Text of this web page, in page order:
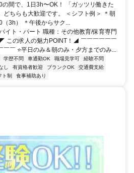
間で、1日3h〜OK！ 「ガッツリ働きた
どちらも大歓迎です。 ＜シフト例＞ ＊朝
3h） ＊午後からサク...
イト・パート 職種：その他教育/保育専門
この求人の魅力POINT！◢ ￣￣￣￣￣￣
￣￣ ⭐平日のみ＆朝のみ・夕方までのみ...
学歴不問 車通勤OK 職場見学可
経験不問
し 有資格者歓迎 ブランクOK
交通費支給
ト制 食事補助あり